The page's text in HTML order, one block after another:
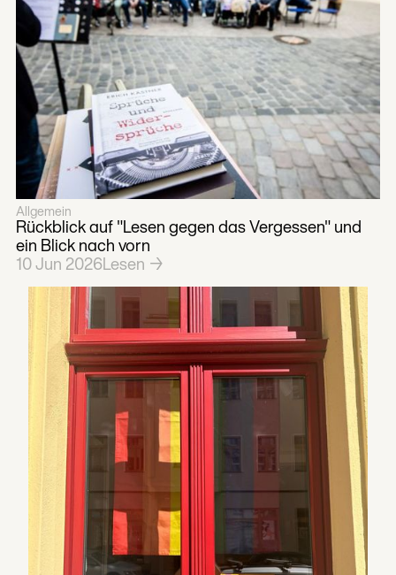
Allgemein
Rückblick auf "Lesen gegen das Vergessen" und
ein Blick nach vorn
10Jun 2026Lesen →